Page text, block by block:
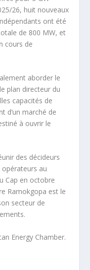
26, huit nouveaux
ont été
de 800 MW, et
cours de
aborder le
plan directeur du
capacités de
d’un marché de
à ouvrir le
des décideurs
au
Cap en octobre
Ramokgopa est le
secteur de
Energy Chamber.